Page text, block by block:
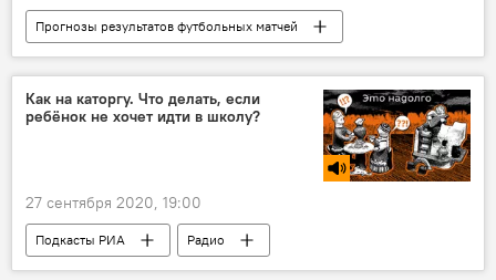
Прогнозы результатов футбольных матчей
СПОРТ
В мире
Футбол
прогноз на футбольный матч
Чемпионат России по футболу
Как на каторгу. Что делать, если
ребёнок не хочет идти в школу?
27 сентября 2020, 19:00
Подкасты РИА Радио